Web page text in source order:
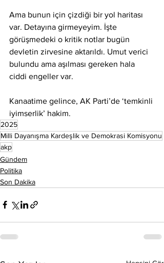
Ama bunun için çizdiği bir yol haritası
var. Detayına girmeyeyim. İşte
görüşmedeki o kritik notlar bugün
devletin zirvesine aktarıldı. Umut verici
bulundu ama aşılması gereken hala
ciddi engeller var.
Kanaatime gelince, AK Parti’de ‘temkinli
iyimserlik’ hakim.
2025
Milli Dayanışma Kardeşlik ve Demokrasi Komisyonu
akp
Gündem
Politika
Son Dakika